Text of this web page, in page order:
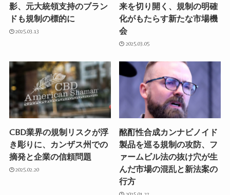
影、元大統領支持のブラン
ドも規制の標的に
2025.03.13
来を切り開く、規制の明確
化がもたらす新たな市場機
会
2025.03.05
CBD業界の規制リスクが浮
き彫りに、カンザス州での
摘発と企業の信頼問題
2025.02.20
酩酊性合成カンナビノイド
製品を巡る規制の攻防、フ
ァームビル法の抜け穴が生
んだ市場の混乱と新法案の
行方